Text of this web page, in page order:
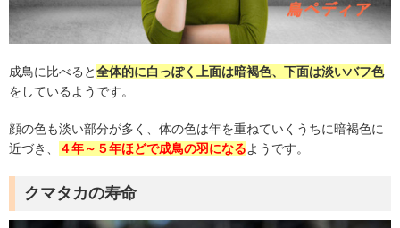
成鳥に比べると全体的に白っぽく上面は暗褐色、下面は淡いバフ色
をしているようです。
顔の色も淡い部分が多く、体の色は年を重ねていくうちに暗褐色に
近づき、
４年～５年ほどで成鳥の羽になるようです。
クマタカの寿命